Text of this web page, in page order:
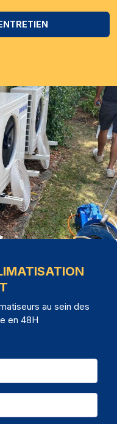
au sein des
en 48H